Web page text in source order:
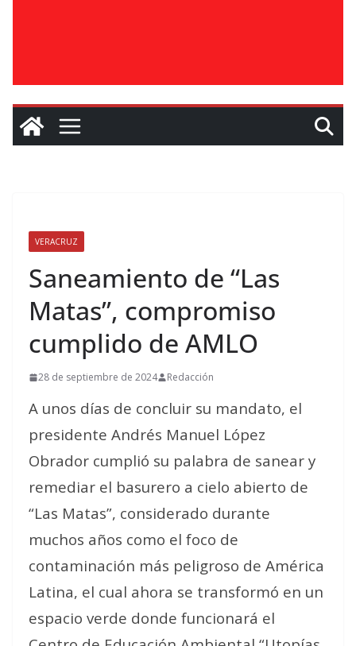
VERACRUZ
Saneamiento de “Las
Matas”, compromiso
cumplido de AMLO
28 de septiembre de 2024 Redacción
A unos días de concluir su mandato, el
presidente Andrés Manuel López
Obrador cumplió su palabra de sanear y
remediar el basurero a cielo abierto de
“Las Matas”, considerado durante
muchos años como el foco de
contaminación más peligroso de América
Latina, el cual ahora se transformó en un
espacio verde donde funcionará el